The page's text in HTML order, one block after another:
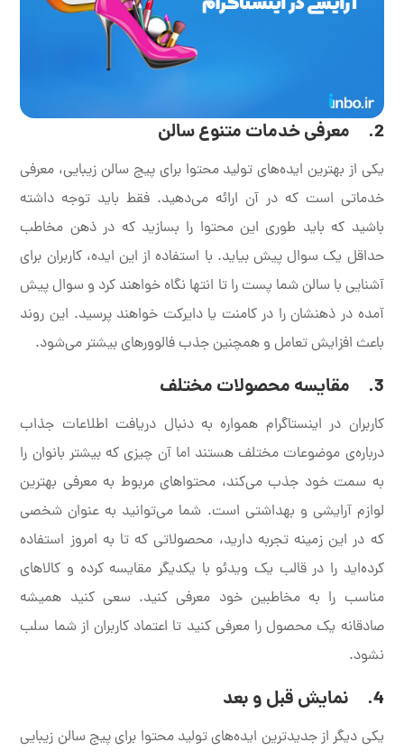
2. معرفی خدمات متنوع سالن
یکی از بهترین ایده‌های تولید محتوا برای پیج سالن زیبایی، معرفی
خدماتی است که در آن ارائه می‌دهید. فقط باید توجه داشته
باشید که باید طوری این محتوا را بسازید که در ذهن مخاطب
حداقل یک سوال پیش بیاید. با استفاده از این ایده، کاربران برای
آشنایی با سالن شما پست را تا انتها نگاه خواهند کرد و سوال پیش
آمده در ذهنشان را در کامنت یا دایرکت خواهند پرسید. این روند
باعث افزایش تعامل و همچنین جذب فالوورهای بیشتر می‌شود.
3. مقایسه محصولات مختلف
کاربران در اینستاگرام همواره به دنبال دریافت اطلاعات جذاب
درباره‌ی موضوعات مختلف هستند اما آن چیزی که بیشتر بانوان را
به سمت خود جذب می‌کند، محتواهای مربوط به معرفی بهترین
لوازم آرایشی و بهداشتی است. شما می‌توانید به عنوان شخصی
که در این زمینه تجربه دارید، محصولاتی که تا به امروز استفاده
کرده‌اید را در قالب یک ویدئو با یکدیگر مقایسه کرده و کالاهای
مناسب را به مخاطبین خود معرفی کنید. سعی کنید همیشه
صادقانه یک محصول را معرفی کنید تا اعتماد کاربران از شما سلب
نشود.
4. نمایش قبل و بعد
یکی دیگر از جدیدترین ایده‌های تولید محتوا برای پیج سالن زیبایی